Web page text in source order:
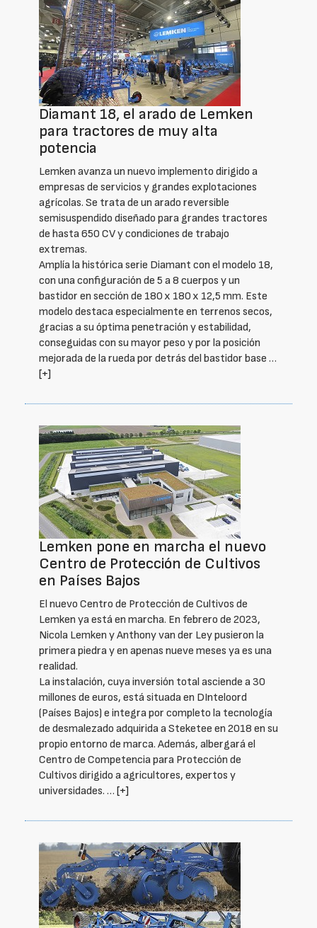
Diamant 18, el arado de Lemken
para tractores de muy alta
potencia
Lemken avanza un nuevo implemento dirigido a
empresas de servicios y grandes explotaciones
agrícolas. Se trata de un arado reversible
semisuspendido diseñado para grandes tractores
de hasta 650 CV y condiciones de trabajo
extremas.
Amplía la histórica serie Diamant con el modelo 18,
con una configuración de 5 a 8 cuerpos y un
bastidor en sección de 180 x 180 x 12,5 mm. Este
modelo destaca especialmente en terrenos secos,
gracias a su óptima penetración y estabilidad,
conseguidas con su mayor peso y por la posición
mejorada de la rueda por detrás del bastidor base …
[+]
Lemken pone en marcha el nuevo
Centro de Protección de Cultivos
en Países Bajos
El nuevo Centro de Protección de Cultivos de
Lemken ya está en marcha. En febrero de 2023,
Nicola Lemken y Anthony van der Ley pusieron la
primera piedra y en apenas nueve meses ya es una
realidad.
La instalación, cuya inversión total asciende a 30
millones de euros, está situada en DInteloord
(Países Bajos) e integra por completo la tecnología
de desmalezado adquirida a Steketee en 2018 en su
propio entorno de marca. Además, albergará el
Centro de Competencia para Protección de
Cultivos dirigido a agricultores, expertos y
universidades. … [+]